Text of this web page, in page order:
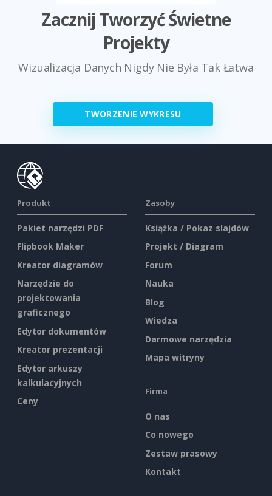
Zacznij Tworzyć Świetne
Projekty
Wizualizacja Danych Nigdy Nie Była Tak Łatwa
TWORZENIE WYKRESU
Produkt
Pakiet narzędzi PDF
Flipbook Maker
Kreator diagramów
Narzędzie do
projektowania
graficznego
Edytor dokumentów
Kreator prezentacji
Edytor arkuszy
kalkulacyjnych
Ceny
Zasoby
Książka / Pokaz slajdów
Projekt / Diagram
Forum
Nauka
Blog
Wiedza
Darmowe narzędzia
Mapa witryny
Firma
O nas
Co nowego
Zestaw prasowy
Kontakt